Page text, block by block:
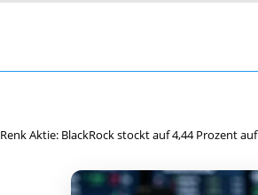
Renk Aktie: BlackRock stockt auf 4,44 Prozent auf